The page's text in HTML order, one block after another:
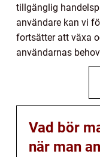
tillgänglig
användare kan vi
fortsätter att växa
användarnas
Vad bör
när man